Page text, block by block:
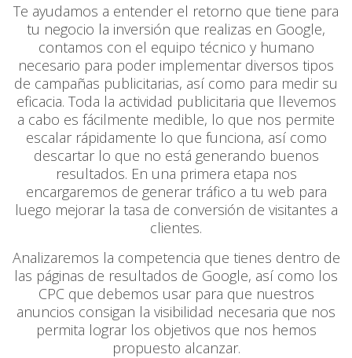
Te ayudamos a entender el retorno que tiene para
tu negocio la inversión que realizas en Google,
contamos con el equipo técnico y humano
necesario para poder implementar diversos tipos
de campañas publicitarias, así como para medir su
eficacia. Toda la actividad publicitaria que llevemos
a cabo es fácilmente medible, lo que nos permite
escalar rápidamente lo que funciona, así como
descartar lo que no está generando buenos
resultados. En una primera etapa nos
encargaremos de generar tráfico a tu web para
luego mejorar la tasa de conversión de visitantes a
clientes.
Analizaremos la competencia que tienes dentro de
las páginas de resultados de Google, así como los
CPC que debemos usar para que nuestros
anuncios consigan la visibilidad necesaria que nos
permita lograr los objetivos que nos hemos
propuesto alcanzar.